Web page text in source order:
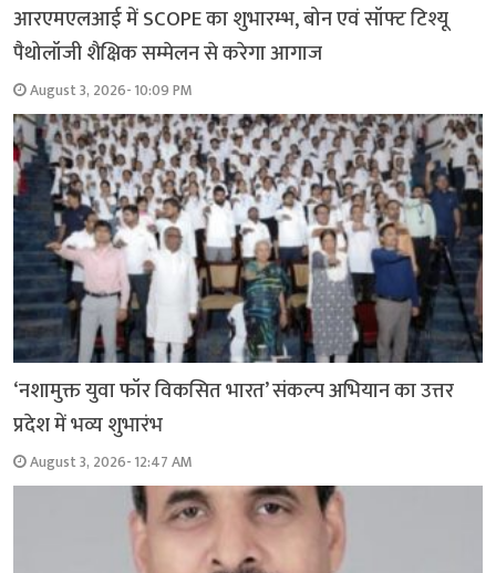
आरएमएलआई में SCOPE का शुभारम्भ, बोन एवं सॉफ्ट टिश्यू
पैथोलॉजी शैक्षिक सम्मेलन से करेगा आगाज
August 3, 2026- 10:09 PM
‘नशामुक्त युवा फॉर विकसित भारत’ संकल्प अभियान का उत्तर
प्रदेश में भव्य शुभारंभ
August 3, 2026- 12:47 AM